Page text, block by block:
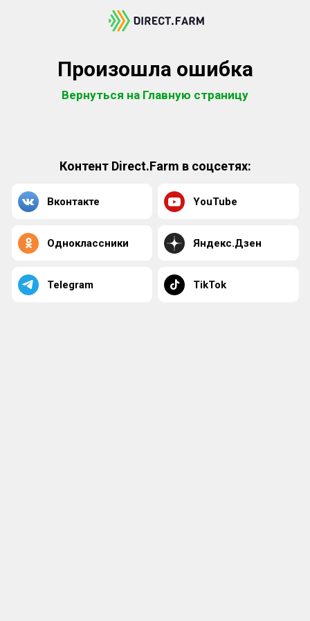
Произошла ошибка
Вернуться на Главную страницу
Контент Direct.Farm в соцсетях:
Вконтакте YouTube
Одноклассники Яндекс.Дзен
Telegram TikTok